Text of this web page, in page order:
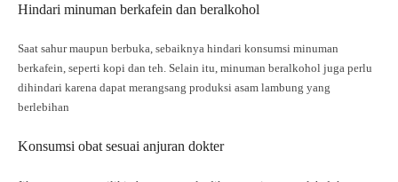
Hindari minuman berkafein dan beralkohol
Saat sahur maupun berbuka, sebaiknya hindari konsumsi minuman
berkafein, seperti kopi dan teh. Selain itu, minuman beralkohol juga perlu
dihindari karena dapat merangsang produksi asam lambung yang
berlebihan
Konsumsi obat sesuai anjuran dokter